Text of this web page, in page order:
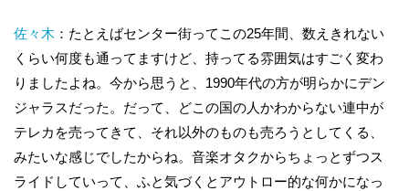
佐々木 ：たとえばセンター街ってこの25年間、数えきれない
くらい何度も通ってますけど、持ってる雰囲気はすごく変わ
りましたよね。今から思うと、1990年代の方が明らかにデン
ジャラスだった。だって、どこの国の人かわからない連中が
テレカを売ってきて、それ以外のものも売ろうとしてくる、
みたいな感じでしたからね。音楽オタクからちょっとずつス
ライドしていって、ふと気づくとアウトロー的な何かになっ